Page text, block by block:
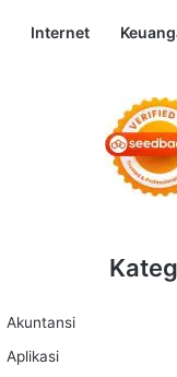
Internet
Akuntansi
Aplikasi